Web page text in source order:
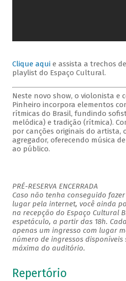
Clique aquie assista a trechos
playlist do Espaço Cultural.
Neste novo show, o violonista e
Pinheiro incorpora elementos
rítmicas do Brasil, fundindo
melódica) e tradição (rítmica).
por canções originais do artista,
agregador, oferecendo música
ao público.
PRÉ-RESERVA ENCERRADA
Caso não tenha conseguido
lugar pela internet, você ainda
na recepção do Espaço Cultural
espetáculo, a partir das 18h.
apenas um ingresso com lugar
número de ingressos
máxima do auditório.
Repertório